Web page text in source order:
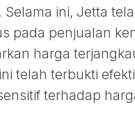
Selama ini, Jetta
pada penjualan
harga
telah terbukti
terhadap